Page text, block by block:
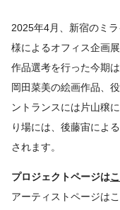
2025年4月、新宿のミ
様によるオフィス企画
作品選考を行った今期
岡田菜美の絵画作品、
ントランスには片山穣
り場には、後藤宙によ
されます。
プロジェクトページは
アーティストページは